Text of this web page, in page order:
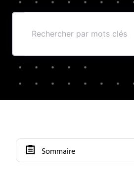
Rechercher
par
mots
Sommaire